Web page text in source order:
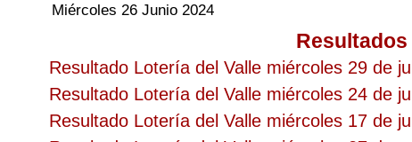
Miércoles 26 Junio 2024
Resultado Lotería del Valle miércoles 29 de
Resultado Lotería del Valle miércoles 24 de
Resultado Lotería del Valle miércoles 17 de